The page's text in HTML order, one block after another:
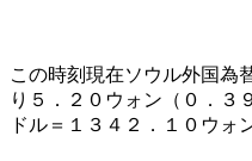
この時刻現在ソウル外国為
り５．２０ウォン（０．３
ドル＝１３４２．１０ウォ